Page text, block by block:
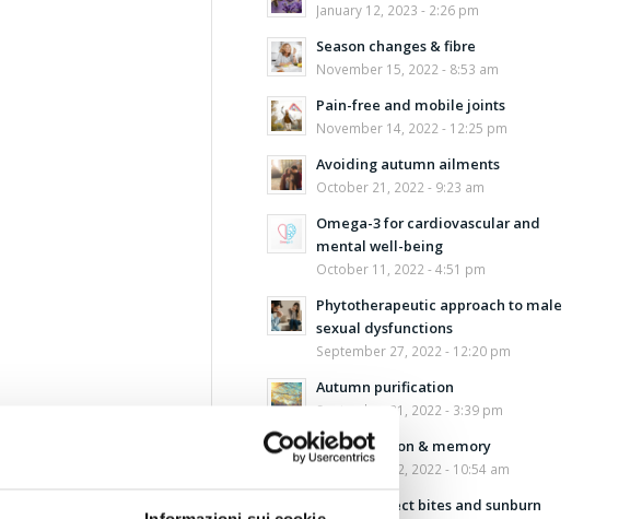
January 12, 2023 - 2:26 pm
Season changes & fibre
November 15, 2022 - 8:53 am
Pain-free and mobile joints
November 14, 2022 - 12:25 pm
Avoiding autumn ailments
October 21, 2022 - 9:23 am
Omega-3 for cardiovascular and
mental well-being
October 11, 2022 - 4:51 pm
Phytotherapeutic approach to male
sexual dysfunctions
September 27, 2022 - 12:20 pm
Autumn purification
September 21, 2022 - 3:39 pm
Concentration & memory
September 12, 2022 - 10:54 am
Aloe for insect bites and sunburn